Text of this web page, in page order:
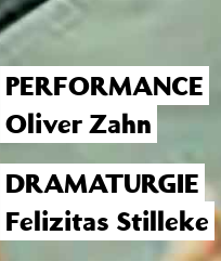
PERFORMANCE
Oliver Zahn
DRAMATURGIE
Felizitas Stilleke